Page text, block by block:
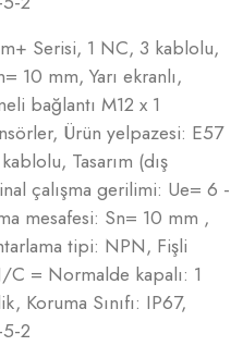
Serisi, 1 NC, 3 kablolu,
10 mm, Yarı ekranlı,
bağlantı M12 x 1
Ürün yelpazesi: E57
Tasarım (dış
çalışma gerilimi: Ue= 6 -
mesafesi: Sn= 10 mm ,
tipi: NPN, Fişli
C = Normalde kapalı: 1
Koruma Sınıfı: IP67,
2